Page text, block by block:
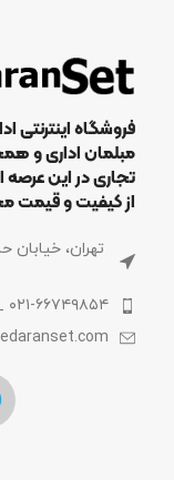
فروشگاه اینترنتی
مبلمان اداری و
تجاری در این
از کیفیت و قیمت
تهران، خیابان
۰۲۱-۶۶۷۴۹۸۵۴ _ ۰۲۱-۶۶۷۳۶۹۰۶ _ ۰۹۱۲-۱۹۵۰۹۹۲